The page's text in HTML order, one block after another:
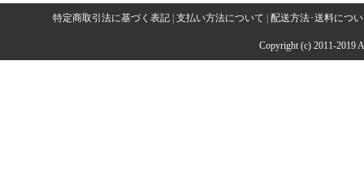
特定商取引法に基づく表記 支払い方法について 配送方法･送料につ
Copyright (c) 2011-2019